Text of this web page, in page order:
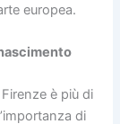
europea.
è più di
di